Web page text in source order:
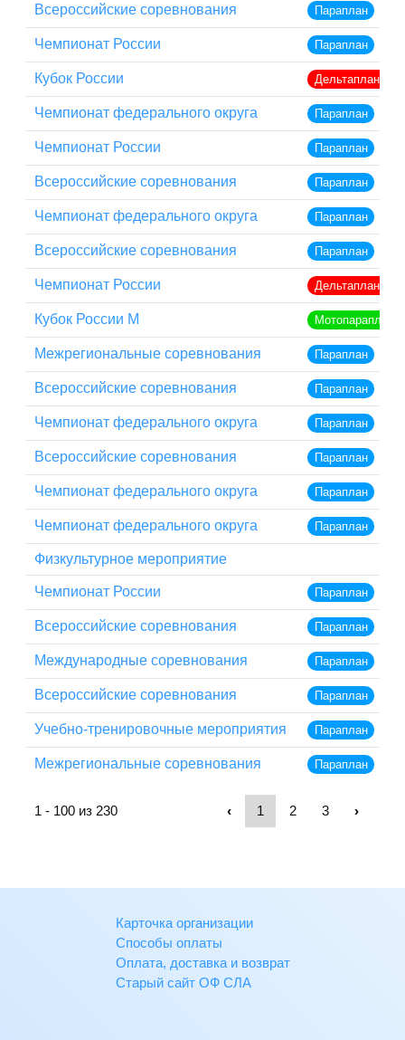
Всероссийские соревнования Параплан
Чемпионат России Параплан
Кубок России Дельтаплан
Чемпионат федерального округа Параплан
Чемпионат России Параплан
Всероссийские соревнования Параплан
Чемпионат федерального округа Параплан
Всероссийские соревнования Параплан
Чемпионат России Дельтаплан
Кубок России М Мотопараплан
Межрегиональные соревнования Параплан
Всероссийские соревнования Параплан
Чемпионат федерального округа Параплан
Всероссийские соревнования Параплан
Чемпионат федерального округа Параплан
Чемпионат федерального округа Параплан
Физкультурное мероприятие
Чемпионат России Параплан
Всероссийские соревнования Параплан
Международные соревнования Параплан
Всероссийские соревнования Параплан
Учебно-тренировочные мероприятия Параплан
Межрегиональные соревнования Параплан
1 - 100 из 230 ‹ 1 2 3 ›
Карточка организации
Способы оплаты
Оплата, доставка и возврат
Старый сайт ОФ СЛА